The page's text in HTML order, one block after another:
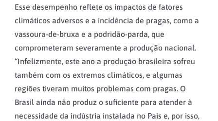
Esse desempenho reflete os impactos de fatores
climáticos adversos e a incidência de pragas, como a
vassoura-de-bruxa e a podridão-parda, que
comprometeram severamente a produção nacional.
“Infelizmente, este ano a produção brasileira sofreu
também com os extremos climáticos, e algumas
regiões tiveram muitos problemas com pragas. O
Brasil ainda não produz o suficiente para atender à
necessidade da indústria instalada no País e, por isso,